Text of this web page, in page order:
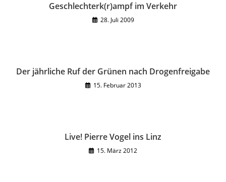
Geschlechterk(r)ampf im Verkehr
28. Juli 2009
Der jährliche Ruf der Grünen nach Drogenfreigabe
15. Februar 2013
Live! Pierre Vogel ins Linz
15. März 2012